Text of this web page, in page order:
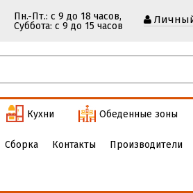
Пн.-Пт.: с 9 до 18 часов,
Cуббота: с 9 до 15 часов
Кухни Обеденные зоны
Сборка Контакты Производители